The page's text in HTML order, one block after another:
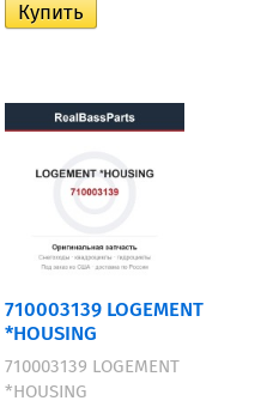
710003139 LOGEMENT
*HOUSING
710003139 LOGEMENT
*HOUSING